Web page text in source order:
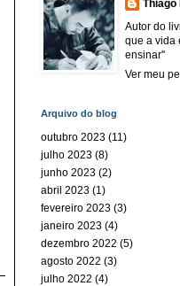
Thiago
Autor do
que a vida
ensinar''
Ver meu
Arquivo do blog
outubro 2023 (11)
julho 2023 (8)
junho 2023 (2)
abril 2023 (1)
fevereiro 2023 (3)
janeiro 2023 (4)
dezembro 2022 (5)
agosto 2022 (3)
julho 2022 (4)